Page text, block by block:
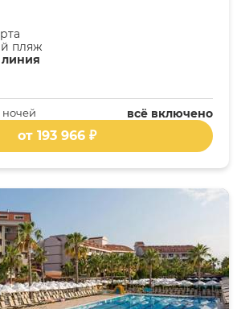
линия
пляж
всё включено
ночей
от 193 966 ₽